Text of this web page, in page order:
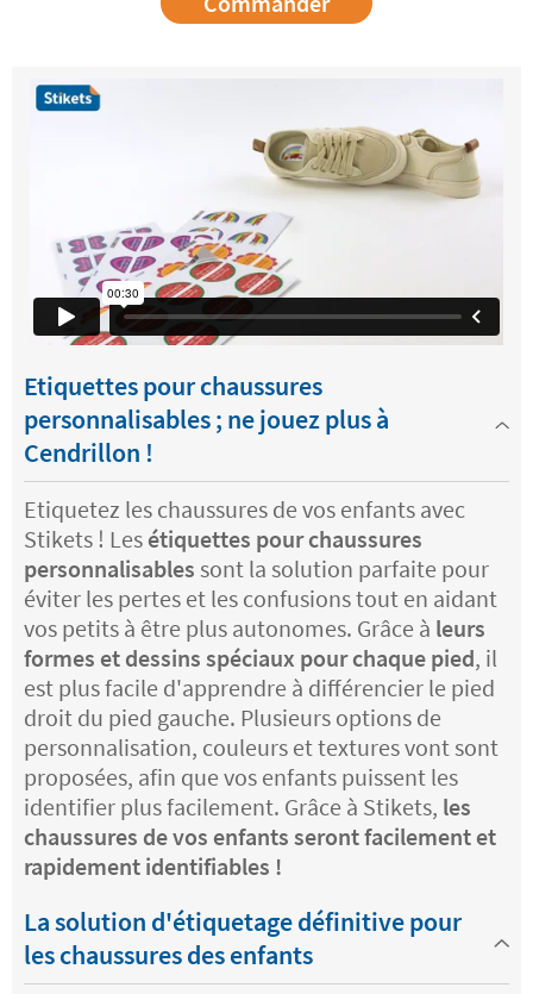
Etiquettes pour chaussures
personnalisables ; ne jouez plus à
Cendrillon !
Etiquetez les chaussures de vos enfants avec
Stikets ! Les étiquettes pour chaussures
personnalisables sont la solution parfaite pour
éviter les pertes et les confusions tout en aidant
vos petits à être plus autonomes. Grâce à leurs
formes et dessins spéciaux pour chaque pied, il
est plus facile d'apprendre à différencier le pied
droit du pied gauche. Plusieurs options de
personnalisation, couleurs et textures vont sont
proposées, afin que vos enfants puissent les
identifier plus facilement. Grâce à Stikets, les
chaussures de vos enfants seront facilement et
rapidement identifiables !
La solution d'étiquetage définitive pour
les chaussures des enfants